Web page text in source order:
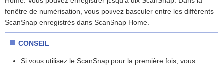
fenêtre de numérisation, vous pouvez basculer entre les différents
ScanSnap enregistrés dans ScanSnap Home.
CONSEIL
Si vous utilisez le ScanSnap pour la première fois, vous